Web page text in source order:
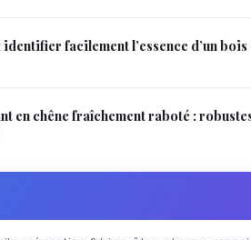
identifier facilement l’essence d’un bois
en chêne fraîchement raboté :